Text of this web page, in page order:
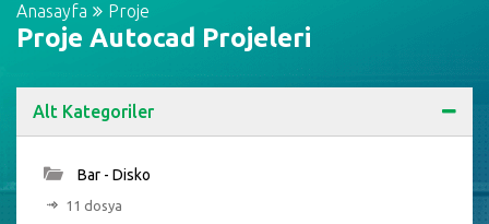
Anasayfa Proje
Proje Autocad Projeleri
Alt Kategoriler
Bar - Disko
11 dosya